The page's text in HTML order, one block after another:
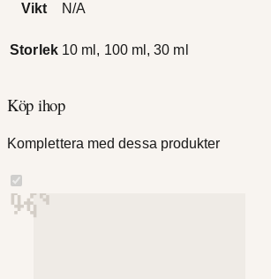
Vikt N/A
Storlek 10 ml, 100 ml, 30 ml
Köp ihop
Komplettera med dessa produkter